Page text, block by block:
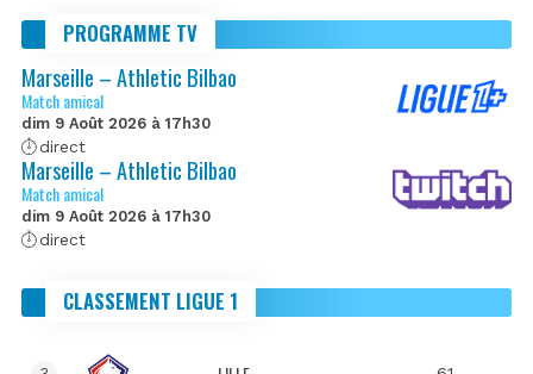
PROGRAMME TV
Marseille – Athletic Bilbao
Match amical
dim 9 Août 2026 à 17h30
direct
Marseille – Athletic Bilbao
Match amical
dim 9 Août 2026 à 17h30
direct
CLASSEMENT LIGUE 1